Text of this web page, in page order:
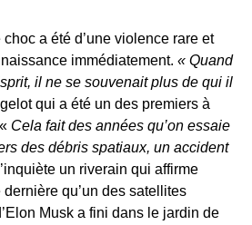
a été d’une violence rare et
immédiatement. « Quand
il ne se souvenait plus de qui il
qui a été un des premiers à
Cela fait des années qu’on essaie
des débris spatiaux, un accident
un riverain qui affirme
qu’un des satellites
Musk a fini dans le jardin de